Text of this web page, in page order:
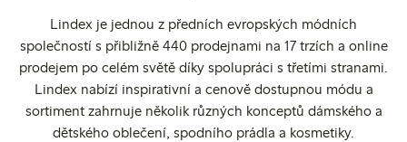
Lindex je jednou z předních evropských módních
společností s přibližně 440 prodejnami na 17 trzích a online
prodejem po celém světě díky spolupráci s třetími stranami.
Lindex nabízí inspirativní a cenově dostupnou módu a
sortiment zahrnuje několik různých konceptů dámského a
dětského oblečení, spodního prádla a kosmetiky.